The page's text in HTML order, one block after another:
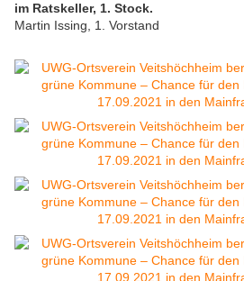
im Ratskeller, 1. Stock.
Martin Issing, 1. Vorstand